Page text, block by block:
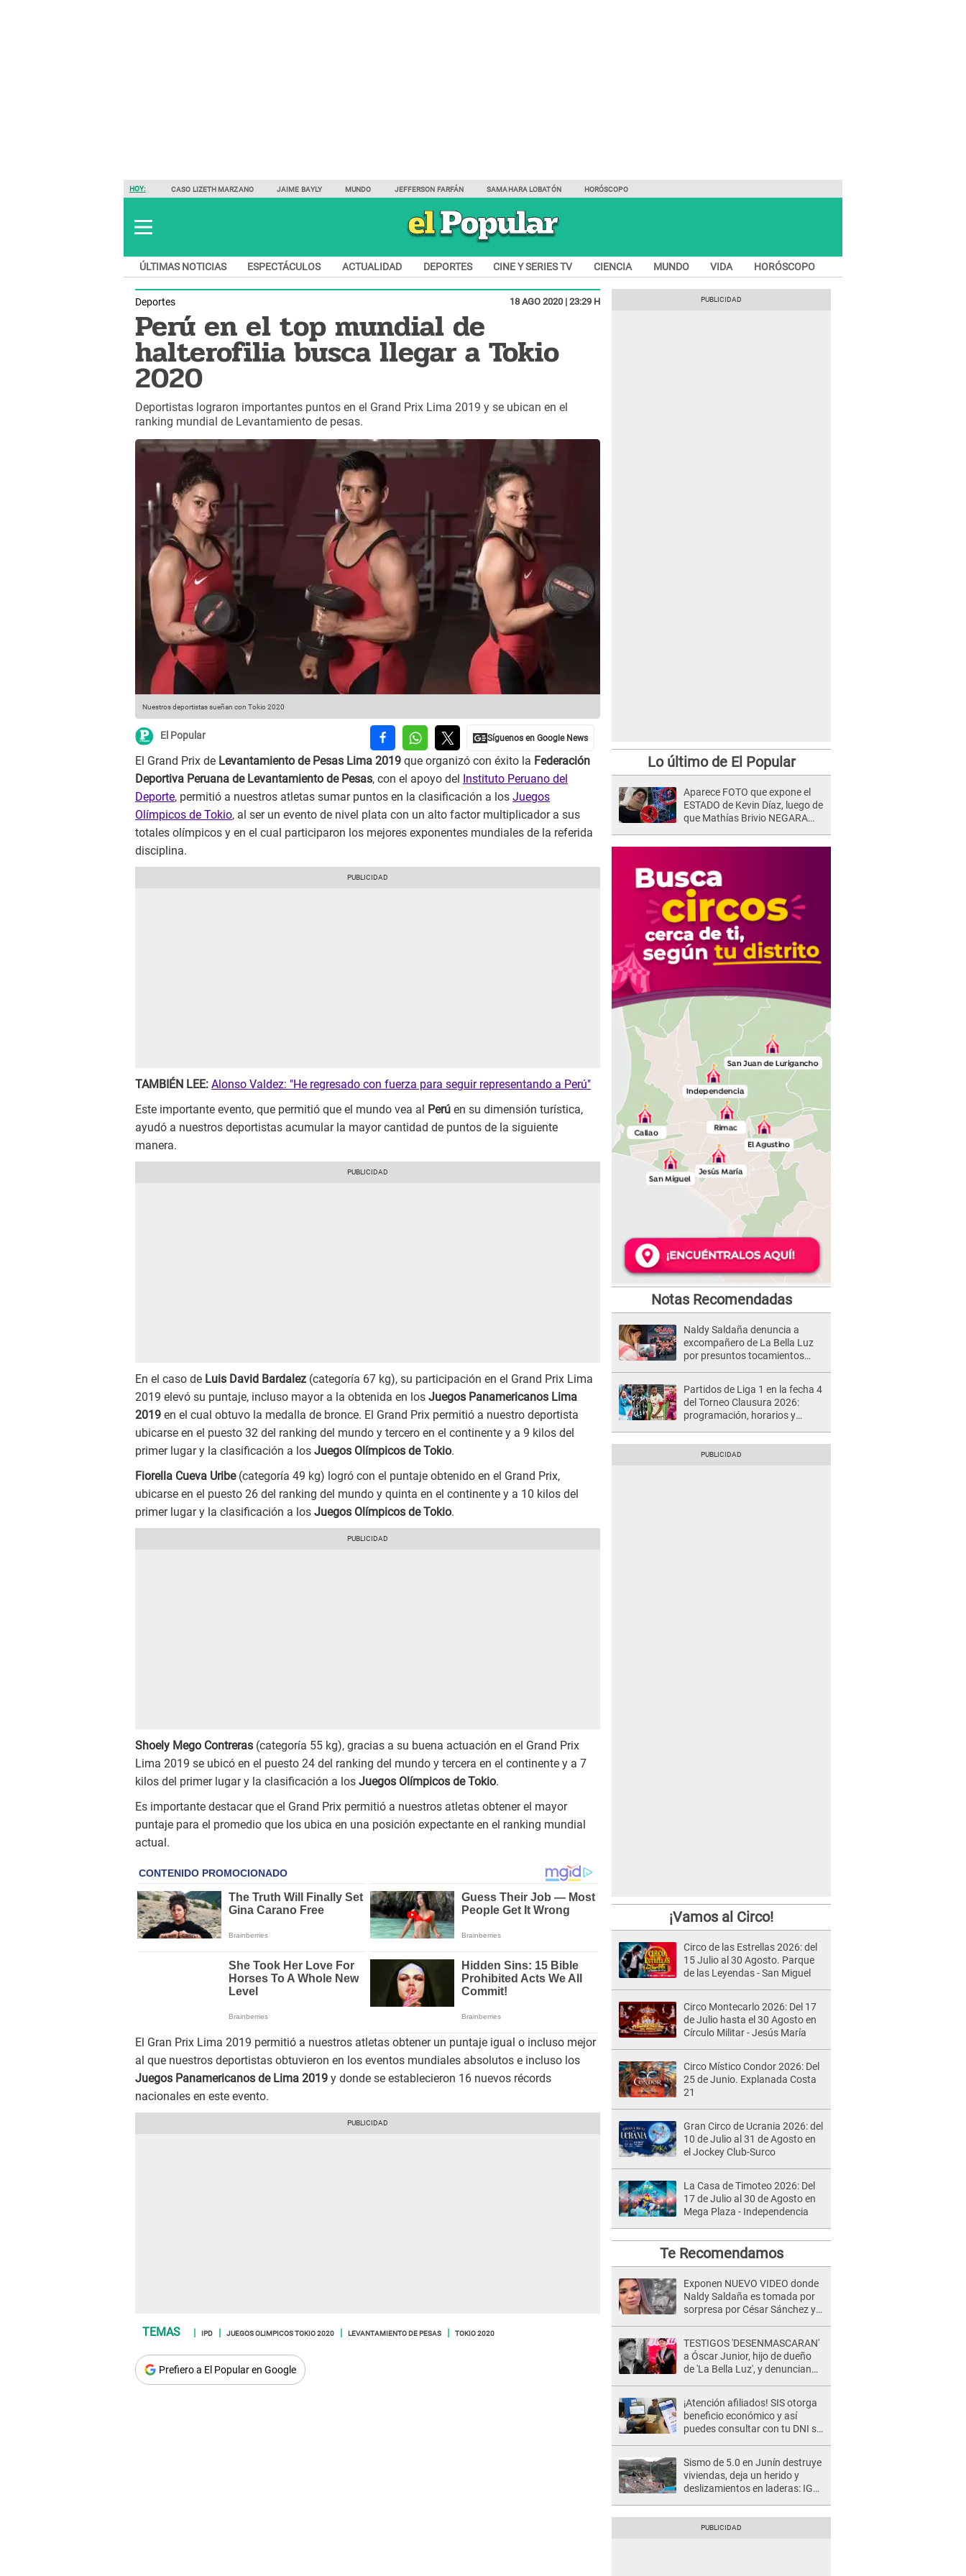
HOY: CASO LIZETH MARZANO JAIME BAYLY MUNDO JEFFERSON FARFÁN SAMAHARA LOBATÓN HORÓSCOPO
ÚLTIMAS NOTICIAS ESPECTÁCULOS ACTUALIDAD DEPORTES CINE Y SERIES TV CIENCIA MUNDO VIDA HORÓSCOPO
Deportes 18 AGO 2020 | 23:29 H
Perú en el top mundial de
halterofilia busca llegar a Tokio
2020
Deportistas lograron importantes puntos en el Grand Prix Lima 2019 y se ubican en el
ranking mundial de Levantamiento de pesas.
Nuestros deportistas sueñan con Tokio 2020
El Popular
El Grand Prix de Levantamiento de Pesas Lima 2019 que organizó con éxito la Federación
Deportiva Peruana de Levantamiento de Pesas, con el apoyo del
Instituto Peruano del
Deporte, permitió a nuestros atletas sumar puntos en la clasificación a los Juegos
Olímpicos de Tokio, al ser un evento de nivel plata con un alto factor multiplicador a sus
totales olímpicos y en el cual participaron los mejores exponentes mundiales de la referida
disciplina.
TAMBIÉN LEE: Alonso Valdez: "He regresado con fuerza para seguir representando a Perú"
Este importante evento, que permitió que el mundo vea al
Perú en su dimensión turística,
ayudó a nuestros deportistas acumular la mayor cantidad de puntos de la siguiente
manera.
En el caso de Luis David Bardalez (categoría 67 kg), su participación en el Grand Prix Lima
2019 elevó su puntaje, incluso mayor a la obtenida en los Juegos Panamericanos Lima
2019 en el cual obtuvo la medalla de bronce. El Grand Prix permitió a nuestro deportista
ubicarse en el puesto 32 del ranking del mundo y tercero en el continente y a 9 kilos del
primer lugar y la clasificación a los Juegos Olímpicos de Tokio.
Fiorella Cueva Uribe(categoría 49 kg) logró con el puntaje obtenido en el Grand Prix,
ubicarse en el puesto 26 del ranking del mundo y quinta en el continente y a 10 kilos del
primer lugar y la clasificación a los Juegos Olímpicos de Tokio.
Shoely Mego Contreras (categoría 55 kg), gracias a su buena actuación en el Grand Prix
Lima 2019 se ubicó en el puesto 24 del ranking del mundo y tercera en el continente y a 7
kilos del primer lugar y la clasificación a los Juegos Olímpicos de Tokio.
Es importante destacar que el Grand Prix permitió a nuestros atletas obtener el mayor
puntaje para el promedio que los ubica en una posición expectante en el ranking mundial
actual.
El Gran Prix Lima 2019 permitió a nuestros atletas obtener un puntaje igual o incluso mejor
al que nuestros deportistas obtuvieron en los eventos mundiales absolutos e incluso los
Juegos Panamericanos de Lima 2019 y donde se establecieron 16 nuevos récords
nacionales en este evento.
IPD JUEGOS OLIMPICOS TOKIO 2020 LEVANTAMIENTO DE PESAS TOKIO 2020
Prefiero a El Popular en Google
Lo último de El Popular
Aparece FOTO que expone el
ESTADO de Kevin Díaz, luego de
que Mathías Brivio NEGARA
Notas Recomendadas
Naldy Saldaña denuncia a
excompañero de La Bella Luz
por presuntos tocamientos
Partidos de Liga 1 en la fecha 4
del Torneo Clausura 2026:
programación, horarios y
¡Vamos al Circo!
Circo de las Estrellas 2026: del
15 Julio al 30 Agosto. Parque
de las Leyendas - San Miguel
Circo Montecarlo 2026: Del 17
de Julio hasta el 30 Agosto en
Círculo Militar - Jesús María
Circo Místico Condor 2026: Del
25 de Junio. Explanada Costa
21
Gran Circo de Ucrania 2026: del
10 de Julio al 31 de Agosto en
el Jockey Club-Surco
La Casa de Timoteo 2026: Del
17 de Julio al 30 de Agosto en
Mega Plaza - Independencia
Te Recomendamos
Exponen NUEVO VIDEO donde
Naldy Saldaña es tomada por
sorpresa por César Sánchez y
TESTIGOS 'DESENMASCARAN'
a Óscar Junior, hijo de dueño
de 'La Bella Luz', y denuncian
¡Atención afiliados! SIS otorga
beneficio económico y así
puedes consultar con tu DNI si
Sismo de 5.0 en Junín destruye
viviendas, deja un herido y
deslizamientos en laderas: IGP